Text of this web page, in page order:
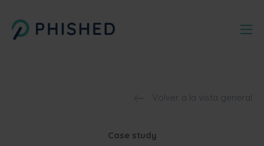
Volver a la vista general
Case study